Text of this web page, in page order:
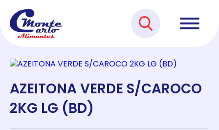
AZEITONA VERDE S/CAROCO
2KG LG (BD)